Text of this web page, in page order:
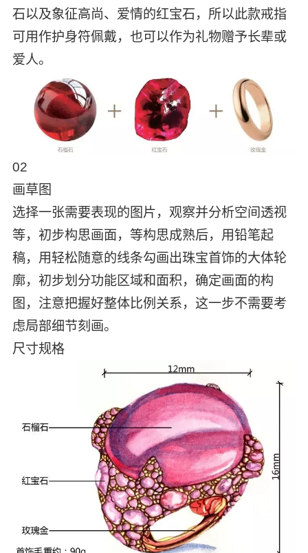
石以及象征高尚、爱情的红宝石，所以此款戒指
可用作护身符佩戴，也可以作为礼物赠予长辈或
爱人。
02
画草图
选择一张需要表现的图片，观察并分析空间透视
等，初步构思画面，等构思成熟后，用铅笔起
稿，用轻松随意的线条勾画出珠宝首饰的大体轮
廓，初步划分功能区域和面积，确定画面的构
图，注意把握好整体比例关系，这一步不需要考
虑局部细节刻画。
尺寸规格